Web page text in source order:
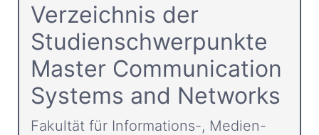
Verzeichnis der
Studienschwerpunkte
Master Communication
Systems and Networks
Fakultät für Informations-, Medien-